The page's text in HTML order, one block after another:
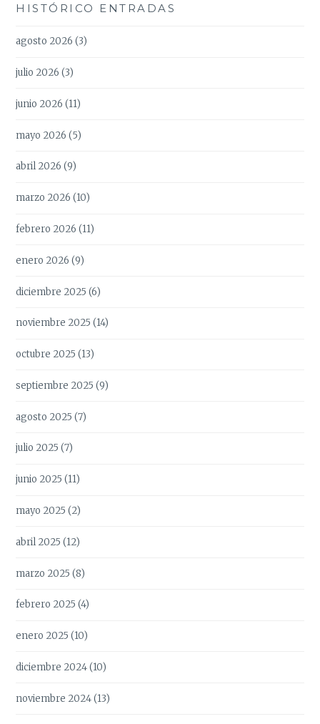
HISTÓRICO ENTRADAS
agosto 2026 (3)
julio 2026 (3)
junio 2026 (11)
mayo 2026 (5)
abril 2026 (9)
marzo 2026 (10)
febrero 2026 (11)
enero 2026 (9)
diciembre 2025 (6)
noviembre 2025 (14)
octubre 2025 (13)
septiembre 2025 (9)
agosto 2025 (7)
julio 2025 (7)
junio 2025 (11)
mayo 2025 (2)
abril 2025 (12)
marzo 2025 (8)
febrero 2025 (4)
enero 2025 (10)
diciembre 2024(10)
noviembre 2024(13)